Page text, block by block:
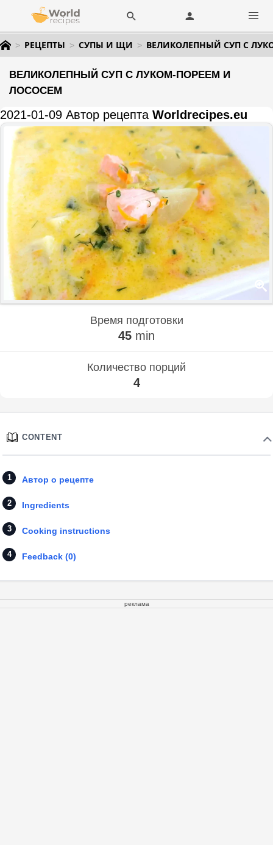
РЕЦЕПТЫ СУПЫ И ЩИ ВЕЛИКОЛЕПНЫЙ СУП С
ВЕЛИКОЛЕПНЫЙ СУП С ЛУКОМ-ПОРЕЕМ И
ЛОСОСЕМ
2021-01-09 Автор рецепта Worldrecipes.eu
Время подготовки
45 min
Количество порций
4
CONTENT
Автор о рецепте
Ingredients
Cooking instructions
Feedback (0)
реклама